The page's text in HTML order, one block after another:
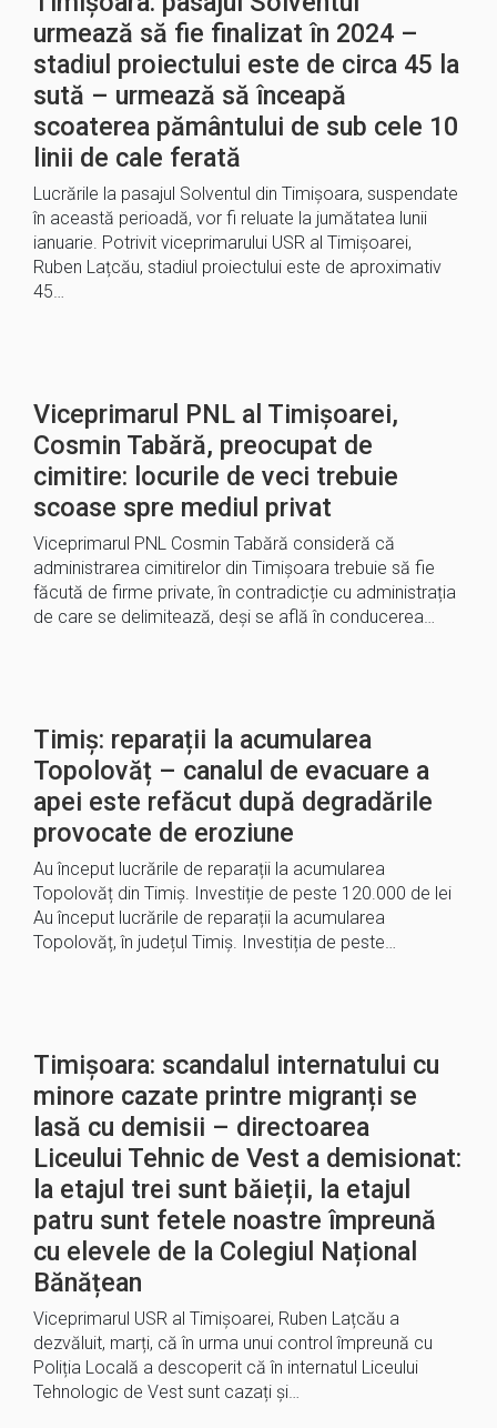
urmează să fie finalizat în 2024 –
stadiul proiectului este de circa 45 la
sută – urmează să înceapă
scoaterea pământului de sub cele 10
linii de cale ferată
Lucrările la pasajul Solventul din Timișoara, suspendate
în această perioadă, vor fi reluate la jumătatea lunii
ianuarie. Potrivit viceprimarului USR al Timișoarei,
Ruben Lațcău, stadiul proiectului este de aproximativ
45…
Viceprimarul PNL al Timișoarei,
Cosmin Tabără, preocupat de
cimitire: locurile de veci trebuie
scoase spre mediul privat
Viceprimarul PNL Cosmin Tabără consideră că
administrarea cimitirelor din Timișoara trebuie să fie
făcută de firme private, în contradicție cu administrația
de care se delimitează, deși se află în conducerea…
Timiș: reparații la acumularea
Topolovăț – canalul de evacuare a
apei este refăcut după degradările
provocate de eroziune
Au început lucrările de reparații la acumularea
Topolovăț din Timiș. Investiție de peste 120.000 de lei
Au început lucrările de reparații la acumularea
Topolovăț, în județul Timiș. Investiția de peste…
Timișoara: scandalul internatului cu
minore cazate printre migranți se
lasă cu demisii – directoarea
Liceului Tehnic de Vest a demisionat:
la etajul trei sunt băieții, la etajul
patru sunt fetele noastre împreună
cu elevele de la Colegiul Național
Bănățean
Viceprimarul USR al Timișoarei, Ruben Lațcău a
dezvăluit, marți, că în urma unui control împreună cu
Poliția Locală a descoperit că în internatul Liceului
Tehnologic de Vest sunt cazați și…